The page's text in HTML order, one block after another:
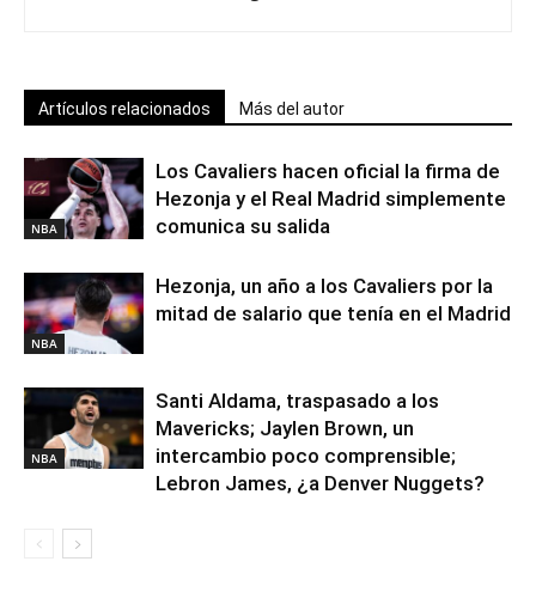
Artículos relacionados Más del autor
NBA
Los Cavaliers hacen oficial la firma de
Hezonja y el Real Madrid simplemente
comunica su salida
NBA
Hezonja, un año a los Cavaliers por la
mitad de salario que tenía en el Madrid
NBA
Santi Aldama, traspasado a los
Mavericks; Jaylen Brown, un
intercambio poco comprensible;
Lebron James, ¿a Denver Nuggets?